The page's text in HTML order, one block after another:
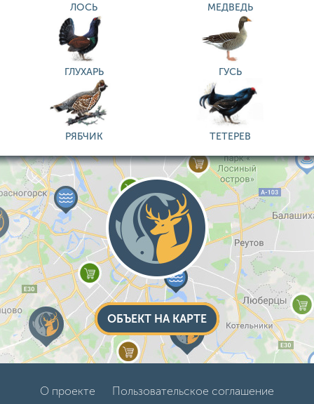
ЛОСЬ МЕДВЕДЬ
ГЛУХАРЬ ГУСЬ
РЯБЧИК ТЕТЕРЕВ
ОБЪЕКТ НА КАРТЕ
О проекте Пользовательское соглашение